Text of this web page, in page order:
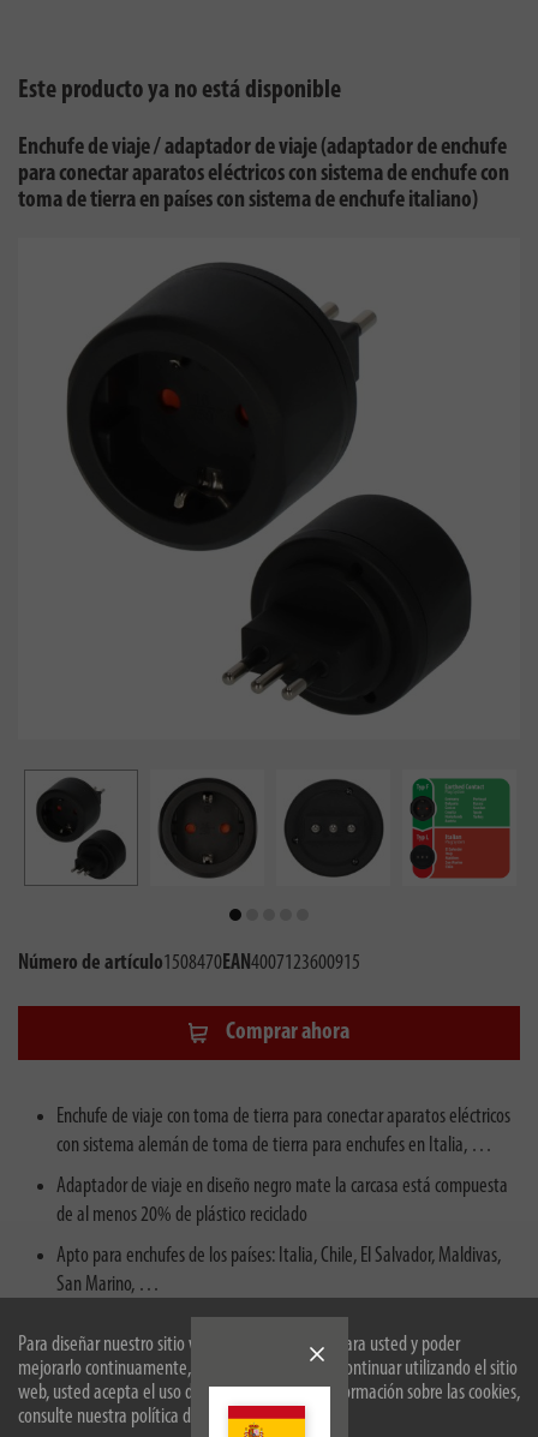
Para diseñar nuestro sitio web de forma óptima para usted y poder
mejorarlo continuamente, utilizamos cookies. Al continuar utilizando el sitio
web, usted acepta el uso de cookies. Para más información sobre las cookies,
consulte nuestra política de privacidad.
Este producto ya no está disponible
Enchufe de viaje / adaptador de viaje (adaptador de enchufe
para conectar aparatos eléctricos con sistema de enchufe con
toma de tierra en países con sistema de enchufe italiano)
Número de artículo1508470EAN4007123600915
Comprar ahora
Enchufe de viaje con toma de tierra para conectar aparatos eléctricos
con sistema alemán de toma de tierra para enchufes en Italia, …
Adaptador de viaje en diseño negro mate la carcasa está compuesta
de al menos 20% de plástico reciclado
Apto para enchufes de los países: Italia, Chile, El Salvador, Maldivas,
San Marino, …
F) en viajes o vacaciones en países con sistema de enchufe italiano
(Tipo L)
Adaptador de enchufe de viaje con mayor protección de contacto: